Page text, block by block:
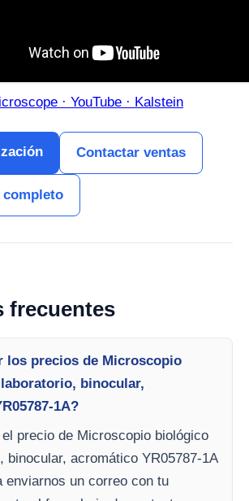
· YouTube · Kalstein
Contactar ventas
completo
frecuentes
los precios de Microscopio
binocular,
1A?
precio de Microscopio biológico
binocular, acromático YR05787-1A
enviarnos un correo con tu